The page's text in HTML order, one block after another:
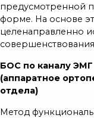
предусмотренной
форме. На основе
целенаправленно
БОС по каналу ЭМГ
(аппаратное
отдела)
Метод